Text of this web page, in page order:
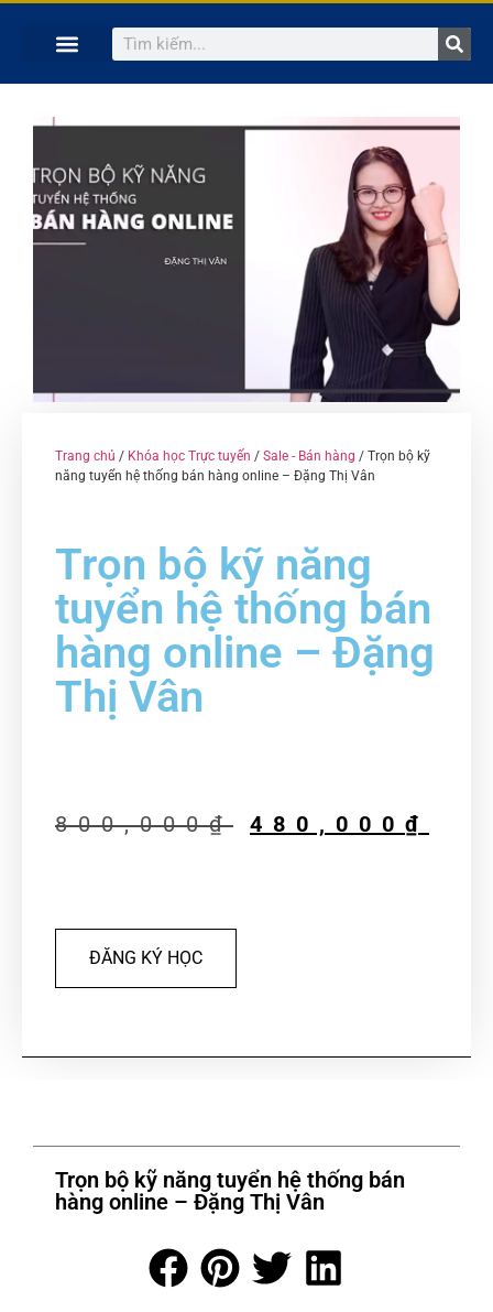
Trang chủ / Khóa học Trực tuyến / Sale - Bán hàng / Trọn bộ kỹ
năng tuyển hệ thống bán hàng online – Đặng Thị Vân
Trọn bộ kỹ năng
tuyển hệ thống bán
hàng online – Đặng
Thị Vân
800,000₫ 480,000 ₫
ĐĂNG KÝ HỌC
Trọn bộ kỹ năng tuyển hệ thống bán
hàng online – Đặng Thị Vân